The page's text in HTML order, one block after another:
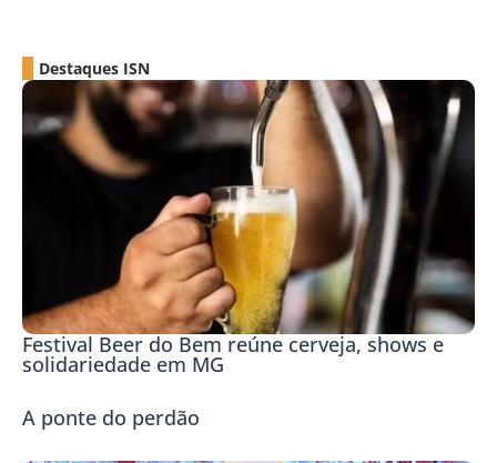
Destaques ISN
Festival Beer do Bem reúne cerveja, shows e
solidariedade em MG
A ponte do perdão